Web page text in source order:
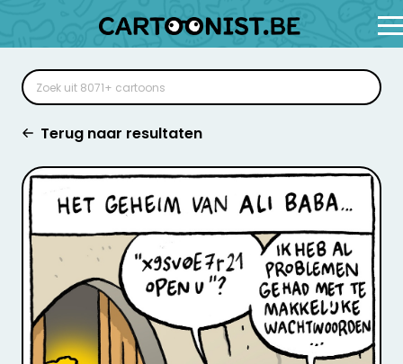
Terug naar resultaten